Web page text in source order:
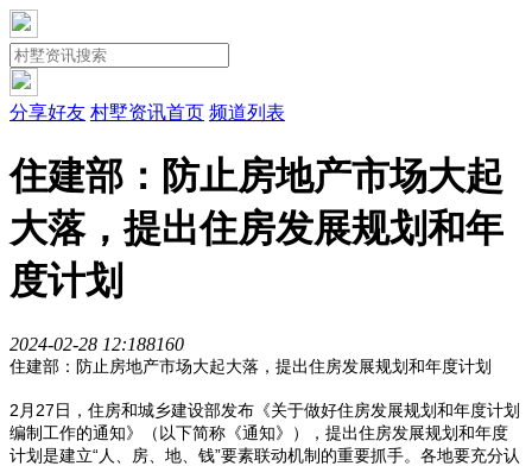
分享好友 村墅资讯首页 频道列表
住建部：防止房地产市场大起
大落，提出住房发展规划和年
度计划
2024-02-28 12:188160
住建部：防止房地产市场大起大落，提出住房发展规划和年度计划
2月27日，住房和城乡建设部发布《关于做好住房发展规划和年度计划
编制工作的通知》（以下简称《通知》），提出住房发展规划和年度
计划是建立“人、房、地、钱”要素联动机制的重要抓手。各地要充分认